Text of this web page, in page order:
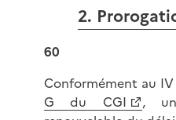
2.
60
Conformément au
G du CGI
,